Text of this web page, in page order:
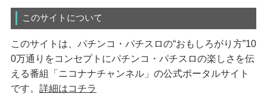
このサイトについて
このサイトは、パチンコ・パチスロの“おもしろがり方”10
0万通りをコンセプトにパチンコ・パチスロの楽しさを伝
える番組「ニコナナチャンネル」の公式ポータルサイト
です。 詳細はコチラ